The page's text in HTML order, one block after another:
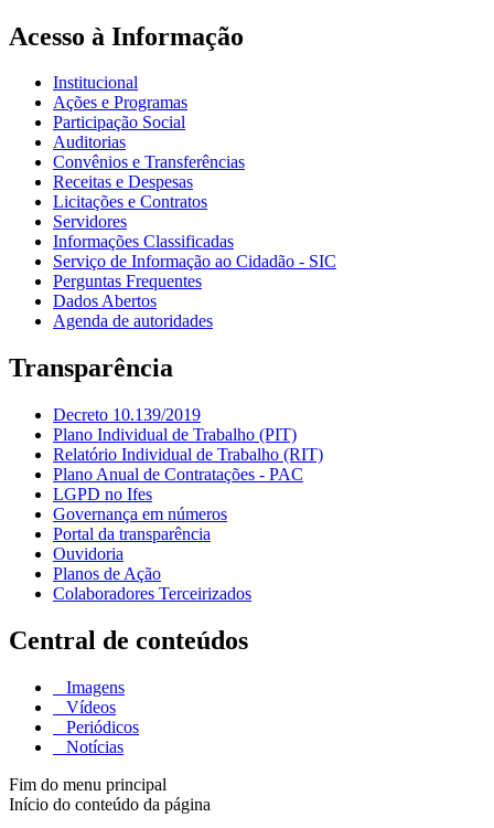
Acesso à Informação
Institucional
Ações e Programas
Participação Social
Auditorias
Convênios e Transferências
Receitas e Despesas
Licitações e Contratos
Servidores
Informações Classificadas
Serviço de Informação ao Cidadão - SIC
Perguntas Frequentes
Dados Abertos
Agenda de autoridades
Transparência
Decreto 10.139/2019
Plano Individual de Trabalho (PIT)
Relatório Individual de Trabalho (RIT)
Plano Anual de Contratações - PAC
LGPD no Ifes
Governança em números
Portal da transparência
Ouvidoria
Planos de Ação
Colaboradores Terceirizados
Central de conteúdos
Imagens
Vídeos
Periódicos
Notícias
Fim do menu principal
Início do conteúdo da página